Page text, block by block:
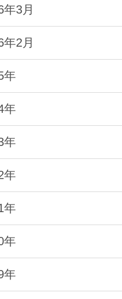
年3月
年2月
年
年
年
年
年
年
年